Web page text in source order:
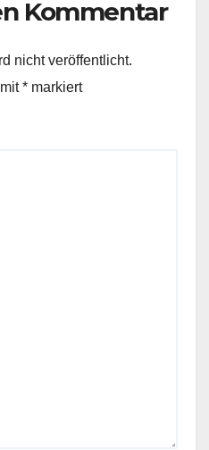
Kommentar
nicht veröffentlicht.
* markiert